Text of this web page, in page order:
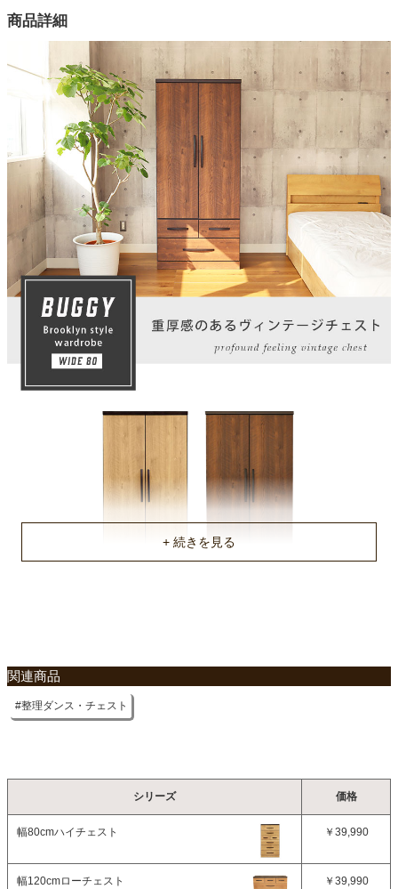
2色
素材
MDF、強化シート
引出し
最下段スライドレール
梱包サイズ
約82ｘ61ｘ182(cm)
原産国
ベトナム
商品詳細
関連商品
整理ダンス・チェスト
シリーズ 価格
幅80cmハイチェスト ￥39,990
幅120cmローチェスト ￥39,990